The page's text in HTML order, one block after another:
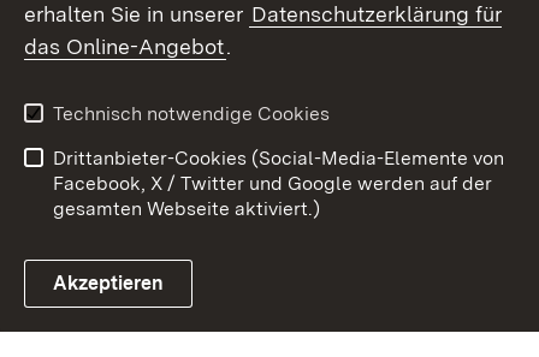
Link zum Landesportal
Kontakt
Barrierefreiheit
Impressum
Cookies
erhalten Sie in unserer Datenschutzerklärung für
das Online-Angebot.
Technisch notwendige Cookies
Drittanbieter-Cookies (Social-Media-Elemente von
Facebook, X / Twitter und Google werden auf der
gesamten Webseite aktiviert.)
Akzeptieren